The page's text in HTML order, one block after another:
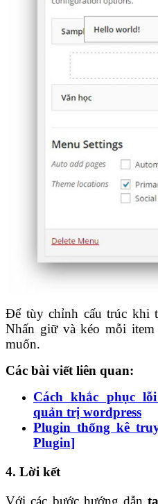
Để tùy chỉnh cấu trúc khi
Nhấn giữ và kéo mỗi
muốn.
Các bài viết liên quan:
Cách khắc phục
quản trị wordpress
Plugin thống kê
Plugin]
4. Lời kết
Với các bước hướng dẫn